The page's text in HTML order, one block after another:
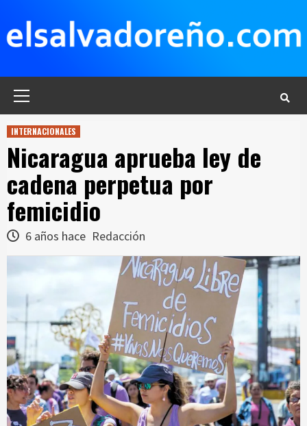
contenido
INTERNACIONALES
Nicaragua aprueba ley de
cadena perpetua por
femicidio
6 años hace Redacción